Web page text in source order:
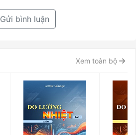
Gửi bình luận
Xem toàn bộ